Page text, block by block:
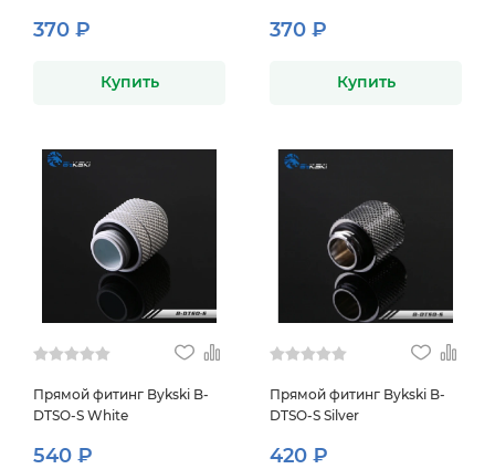
370 ₽
Купить
370 ₽
Купить
Прямой фитинг Bykski B-
DTSO-S White
540 ₽
Прямой фитинг Bykski B-
DTSO-S Silver
420 ₽